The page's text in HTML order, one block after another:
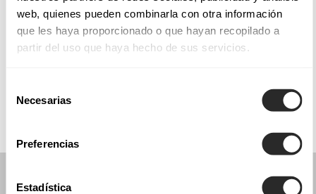
web, quienes pueden combinarla con otra información
que les haya proporcionado o que hayan recopilado a
partir del uso que haya hecho de sus servicios.
Necesarias
Preferencias
Estadística
COLLEZIONI